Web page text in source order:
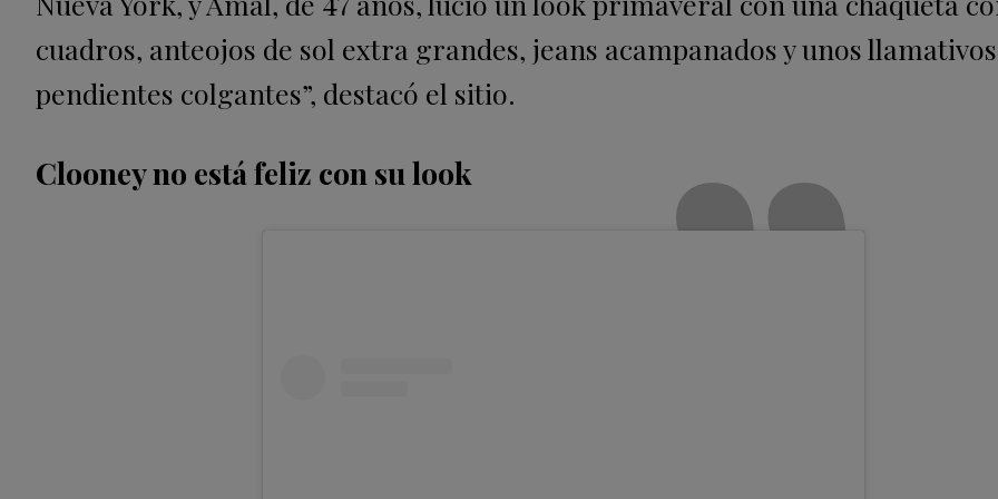
cuadros, anteojos de sol extra grandes, jeans acampanados y unos llamativos
pendientes colgantes”, destacó el sitio.
Clooney no está feliz con su look